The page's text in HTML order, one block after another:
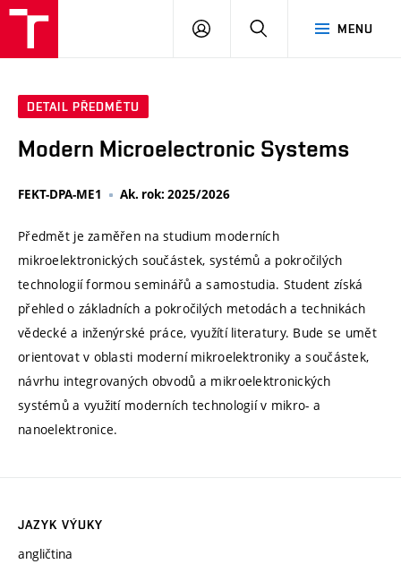
MENU
PŘIHLÁSIT
DETAIL PŘEDMĚTU
Modern Microelectronic Systems
FEKT-DPA-ME1 Ak. rok: 2025/2026
Předmět je zaměřen na studium moderních
mikroelektronických součástek, systémů a pokročilých
technologií formou seminářů a samostudia. Student získá
přehled o základních a pokročilých metodách a technikách
vědecké a inženýrské práce, využítí literatury. Bude se umět
orientovat v oblasti moderní mikroelektroniky a součástek,
návrhu integrovaných obvodů a mikroelektronických
systémů a využití moderních technologií v mikro- a
nanoelektronice.
JAZYK VÝUKY
angličtina